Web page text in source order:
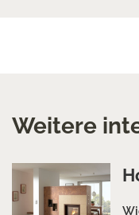
Weitere